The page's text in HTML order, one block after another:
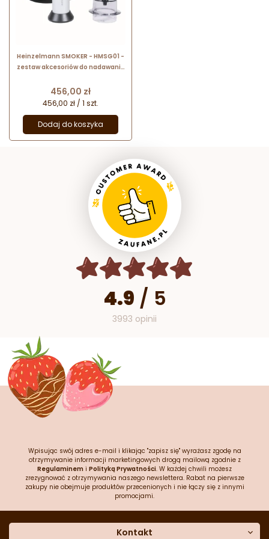
Heinzelmann SMOKER - HMSG01 -
zestaw akcesoriów do nadawania
Cena
456,00 zł
456,00 zł / 1 szt.
Dodaj do koszyka
4.9 / 5
3993 opinii
Wpisując swój adres e-mail i klikając "zapisz się" wyrażasz zgodę na
otrzymywanie informacji marketingowych drogą mailową zgodnie z
Regulaminem i Polityką Prywatności. W każdej chwili możesz
zrezygnować z otrzymywania naszego newslettera. Rabat na pierwsze
zakupy nie obejmuje produktów przecenionych i nie łączy się z innymi
promocjami.
Kontakt